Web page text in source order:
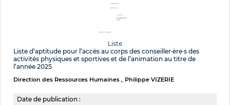
Liste
Liste d’aptitude pour l’accès au corps des conseiller·ère·s des
activités physiques et sportives et de l’animation au titre de
l’année 2025
Direction des Ressources Humaines Philippe VIZERIE
Date de publication :